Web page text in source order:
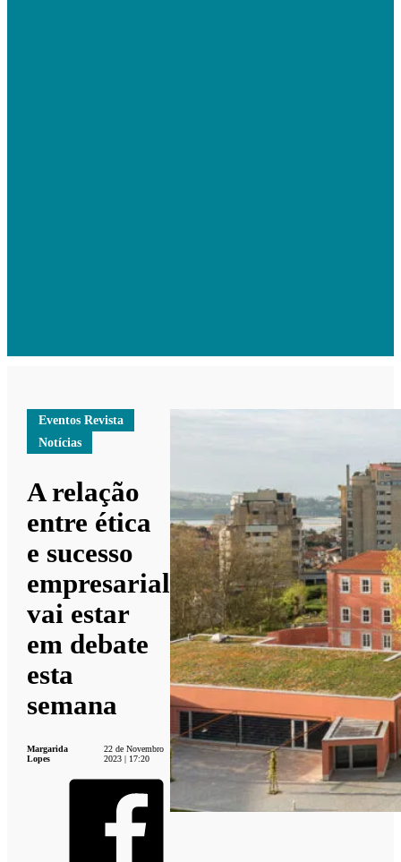
Eventos Revista
Notícias
A relação
entre ética
e sucesso
empresarial
vai estar
em debate
esta
semana
Margarida
Lopes
22 de Novembro
2023 | 17:20